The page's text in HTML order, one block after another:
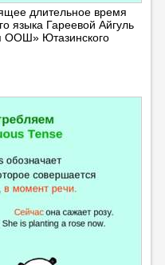
длительное время
языка Гареевой Айгуль
ООШ» Ютазинского